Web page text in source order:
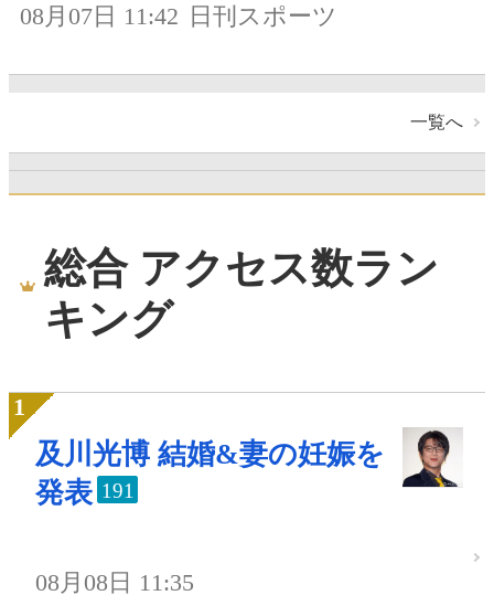
08月07日 11:42 日刊スポーツ
一覧へ
総合 アクセス数ラン
キング
及川光博 結婚&妻の妊娠を
発表 191
08月08日 11:35